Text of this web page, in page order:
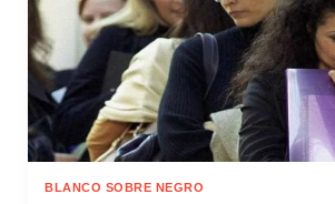
BLANCO SOBRE NEGRO